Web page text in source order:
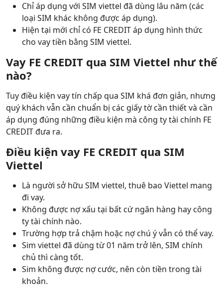
Chỉ áp dụng với SIM viettel đã dùng lâu năm (các
loại SIM khác không được áp dụng).
Hiện tại mới chỉ có FE CREDIT áp dụng hình thức
cho vay tiền bằng SIM viettel.
Vay FE CREDIT qua SIM Viettel như thế
nào?
Tuy điều kiện vay tín chấp qua SIM khá đơn giản, nhưng
quý khách vẫn cần chuẩn bị các giấy tờ cần thiết và cần
áp dụng đúng những điều kiện mà công ty tài chính FE
CREDIT đưa ra.
Điều kiện vay FE CREDIT qua SIM
Viettel
Là người sở hữu SIM viettel, thuê bao Viettel mang
đi vay.
Không được nợ xấu tại bất cứ ngân hàng hay công
ty tài chính nào.
Trường hợp trả chậm hoặc nợ chú ý vẫn có thể vay.
Sim viettel đã dùng từ 01 năm trở lên, SIM chính
chủ thì càng tốt.
Sim không được nợ cước, nên còn tiền trong tài
khoản.